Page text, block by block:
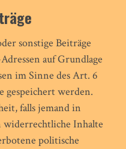
sonstige Beiträge
auf Grundlage
im Sinne des Art. 6
gespeichert werden.
falls jemand in
Inhalte
politische